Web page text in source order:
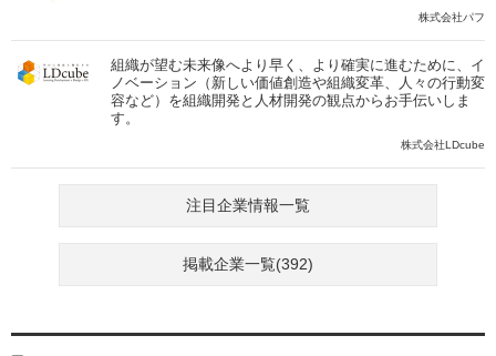
株式会社パフ
組織が望む未来像へより早く、より確実に進むために、イ
ノベーション（新しい価値創造や組織変革、人々の行動変
容など）を組織開発と人材開発の観点からお手伝いしま
す。
株式会社LDcube
注目企業情報一覧
掲載企業一覧(392)